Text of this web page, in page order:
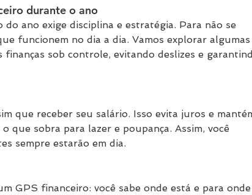
durante o ano
ano exige disciplina e estratégia. Para não se
funcionem no dia a dia. Vamos explorar algumas
sob controle, evitando deslizes e
que receber seu salário. Isso evita juros e
que sobra para lazer e poupança. Assim, você
sempre estarão em dia.
GPS financeiro: você sabe onde está e para onde